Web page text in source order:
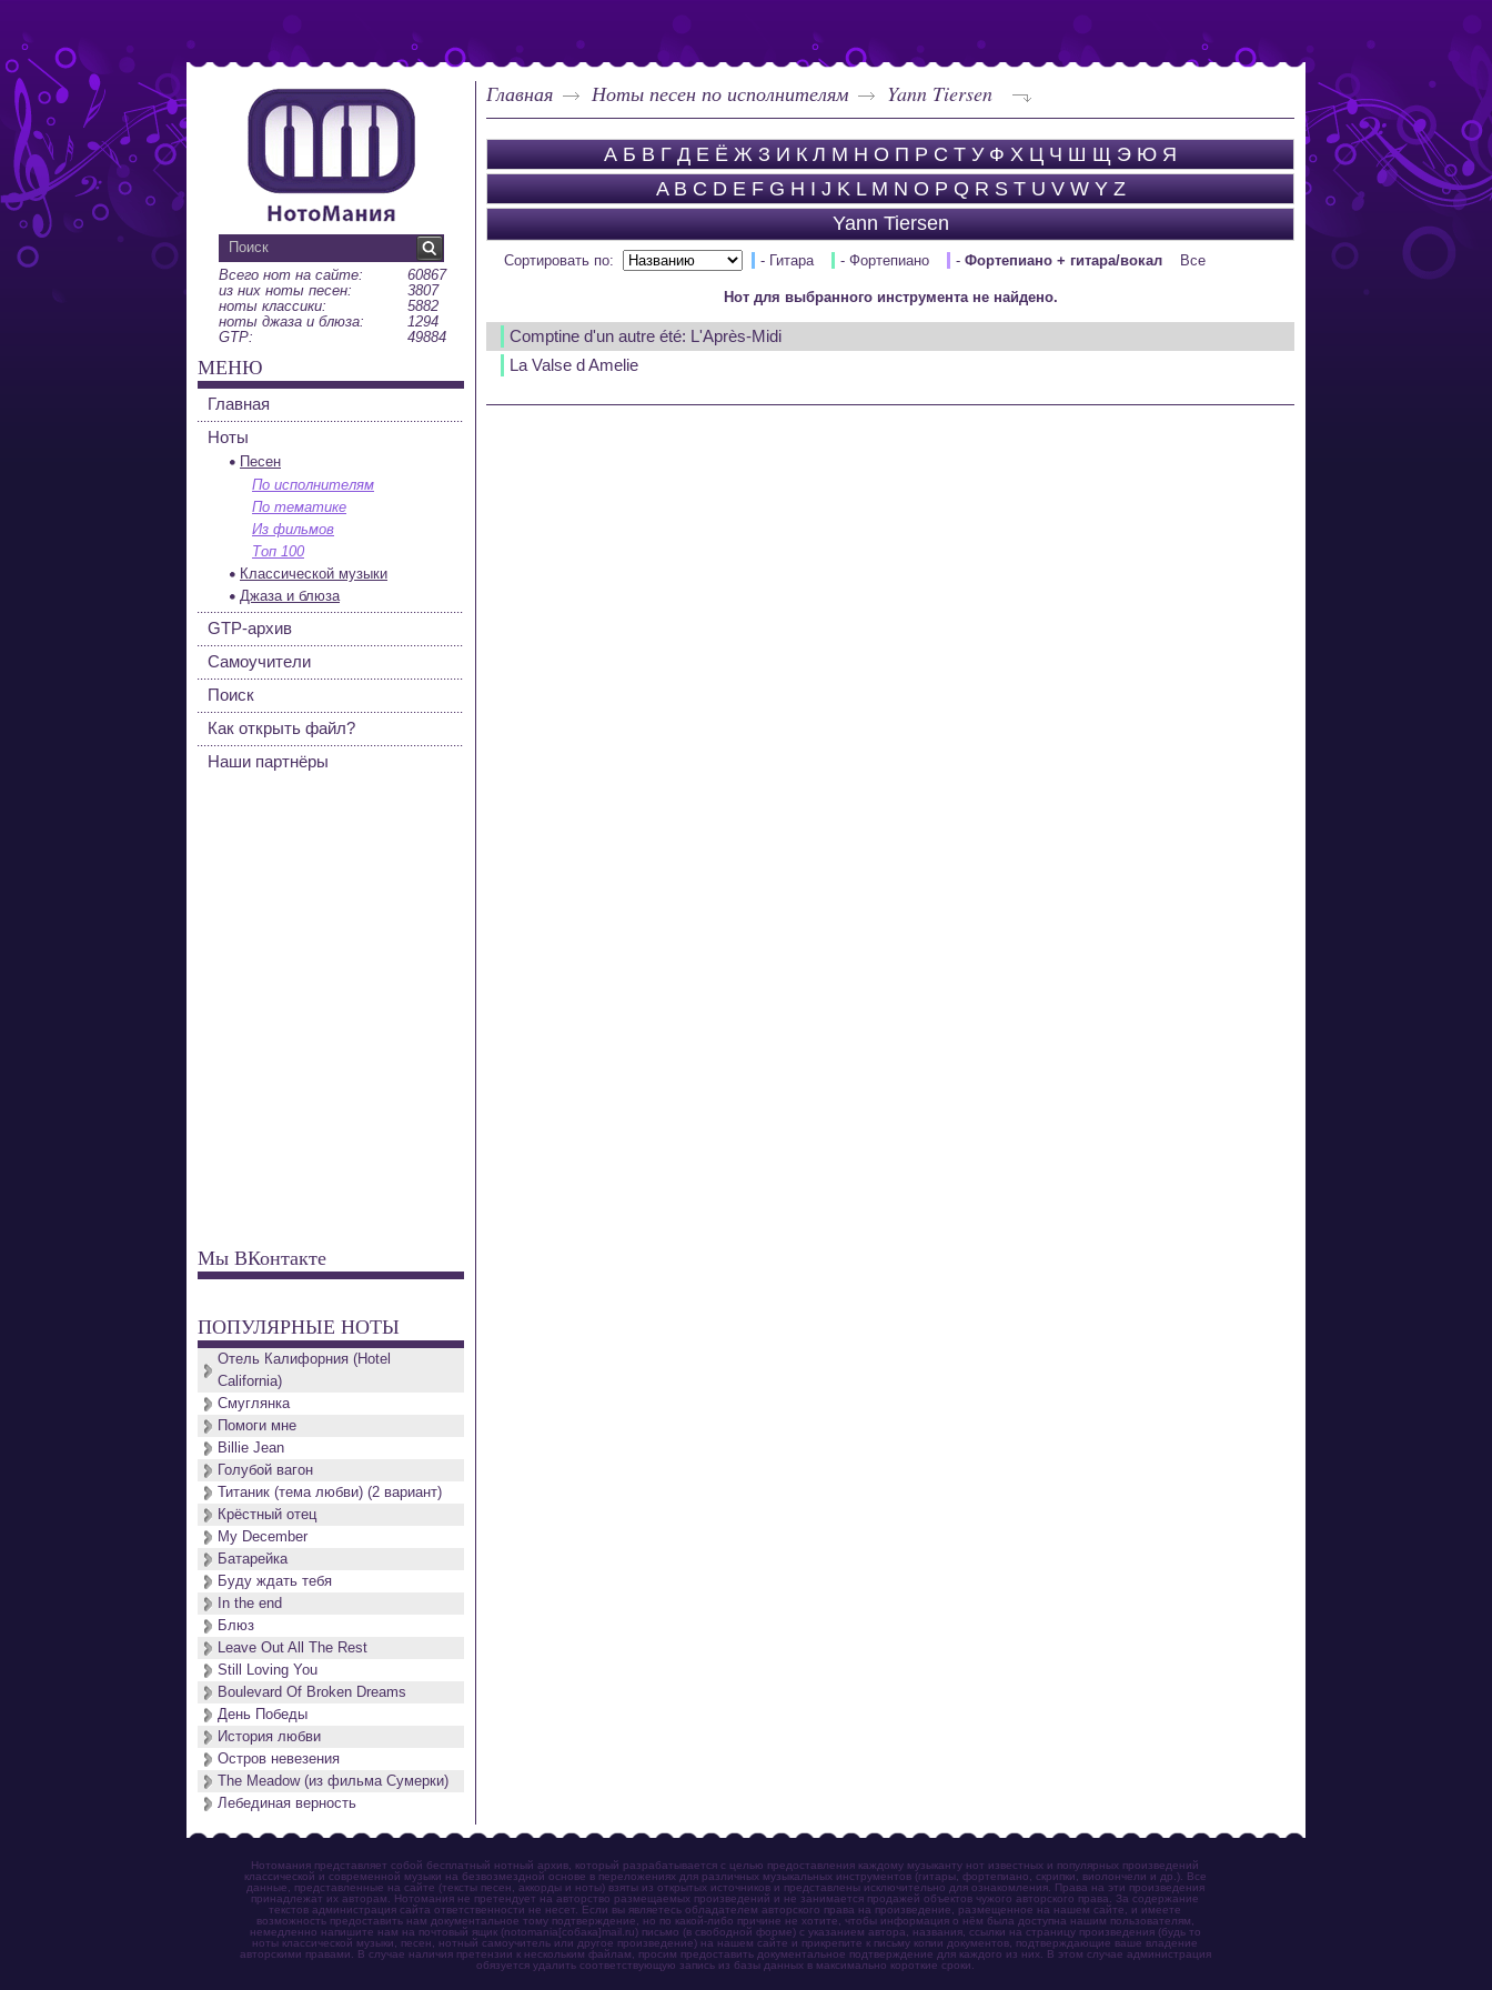
Главная Ноты песен по исполнителям Yann Tiersen
А Б В Г Д Е Ё Ж З И К Л М Н О П Р С Т У Ф Х Ц Ч Ш Щ Э Ю Я
A B C D E F G H I J K L M N O P Q R S T U V W Y Z
Yann Tiersen
Сортировать по: - Гитара - Фортепиано - Фортепиано + гитара/вокал Все
Нот для выбранного инструмента не найдено.
Comptine d'un autre été: L'Après-Midi
La Valse d Amelie
Всего нот на сайте:
60867
из них ноты песен:
3807
ноты классики:
5882
ноты джаза и блюза:
1294
GTP:
49884
МЕНЮ
Главная
Ноты
Песен
По исполнителям
По тематике
Из фильмов
Топ 100
Классической музыки
Джаза и блюза
GTP-архив
Самоучители
Поиск
Как открыть файл?
Наши партнёры
Мы ВКонтакте
ПОПУЛЯРНЫЕ НОТЫ
Отель Калифорния (Hotel
California)
Смуглянка
Помоги мне
Billie Jean
Голубой вагон
Титаник (тема любви) (2 вариант)
Крёстный отец
My December
Батарейка
Буду ждать тебя
In the end
Блюз
Leave Out All The Rest
Still Loving You
Boulevard Of Broken Dreams
День Победы
История любви
Остров невезения
The Meadow (из фильма Сумерки)
Лебединая верность
Нотомания представляет собой бесплатный нотный архив, который разрабатывается с целью предоставления каждому музыканту нот известных и популярных произведений
классической и современной музыки на безвозмездной основе в переложениях для различных музыкальных инструментов (гитары, фортепиано, скрипки, виолончели и др.). Все
данные, представленные на сайте (тексты песен, аккорды и ноты) взяты из открытых источников и представлены исключительно для ознакомления. Права на эти произведения
принадлежат их авторам. Нотомания не претендует на авторство размещаемых произведений и не занимается продажей объектов чужого авторского права. За содержание
текстов администрация сайта ответственности не несет. Если вы являетесь обладателем авторского права на произведение, размещенное на нашем сайте, и имеете
возможность предоставить нам документальное тому подтверждение, но по какой-либо причине не хотите, чтобы информация о нём была доступна нашим пользователям,
немедленно напишите нам на почтовый ящик (notomania[собака]mail.ru) письмо (в свободной форме) с указанием автора, названия, ссылки на страницу произведения (будь то
ноты классической музыки, песен, нотный самоучитель или другое произведение) на нашем сайте и прикрепите к письму копии документов, подтверждающие ваше владение
авторскими правами. В случае наличия претензии к нескольким файлам, просим предоставить документальное подтверждение для каждого из них. В этом случае администрация
обязуется удалить соответствующую запись из базы данных в максимально короткие сроки.